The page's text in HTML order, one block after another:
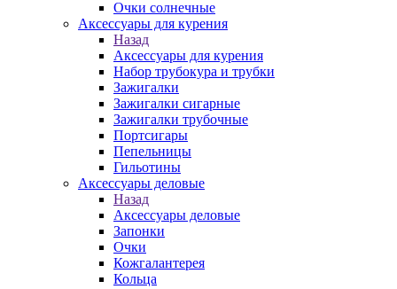
Очки солнечные
Аксессуары для курения
Назад
Аксессуары для курения
Набор трубокура и трубки
Зажигалки
Зажигалки сигарные
Зажигалки трубочные
Портсигары
Пепельницы
Гильотины
Аксессуары деловые
Назад
Аксессуары деловые
Запонки
Очки
Кожгалантерея
Кольца